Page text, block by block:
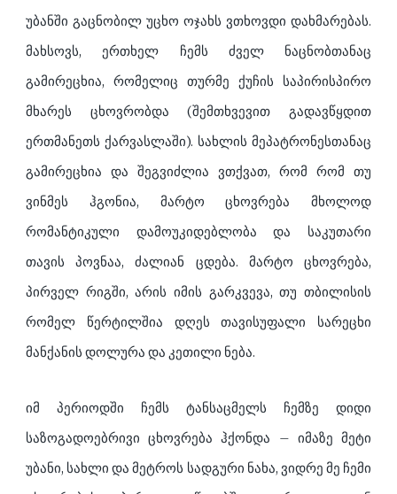
უბანში გაცნობილ უცხო ოჯახს ვთხოვდი დახმარებას.
მახსოვს, ერთხელ ჩემს ძველ ნაცნობთანაც
გამირეცხია, რომელიც თურმე ქუჩის საპირისპირო
მხარეს ცხოვრობდა (შემთხვევით გადავწყდით
ერთმანეთს ქარვასლაში). სახლის მეპატრონესთანაც
გამირეცხია და შეგვიძლია ვთქვათ, რომ რომ თუ
ვინმეს ჰგონია, მარტო ცხოვრება მხოლოდ
რომანტიკული დამოუკიდებლობა და საკუთარი
თავის პოვნაა, ძალიან ცდება. მარტო ცხოვრება,
პირველ რიგში, არის იმის გარკვევა, თუ თბილისის
რომელ წერტილშია დღეს თავისუფალი სარეცხი
მანქანის დოლურა და კეთილი ნება.
იმ პერიოდში ჩემს ტანსაცმელს ჩემზე დიდი
საზოგადოებრივი ცხოვრება ჰქონდა – იმაზე მეტი
უბანი, სახლი და მეტროს სადგური ნახა, ვიდრე მე ჩემი